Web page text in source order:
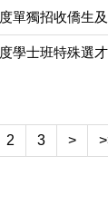
度單獨招收僑生
學士班特殊選
2 3 >